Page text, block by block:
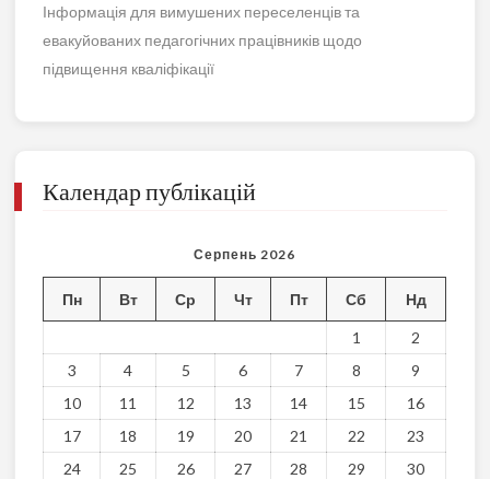
Інформація для вимушених переселенців та
евакуйованих педагогічних працівників щодо
підвищення кваліфікації
Календар публікацій
Серпень 2026
Пн Вт Ср Чт Пт Сб Нд
1
2
3
4 5 6 7 8
9
10
11 12 13 14 15
16
17
18 19 20 21 22
23
24
25 26 27 28 29
30